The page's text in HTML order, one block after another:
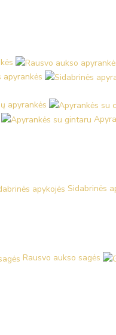
apyrankės
apyrankės
Sidabrinės
Rausvo aukso sagės